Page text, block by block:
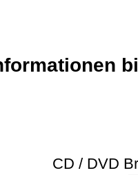
CD / DVD